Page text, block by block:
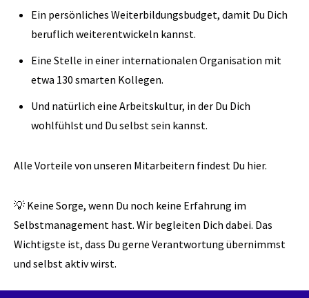
Ein persönliches Weiterbildungsbudget, damit Du Dich
beruflich weiterentwickeln kannst.
Eine Stelle in einer internationalen Organisation mit
etwa 130 smarten Kollegen.
Und natürlich eine Arbeitskultur, in der Du Dich
wohlfühlst und Du selbst sein kannst.
Alle Vorteile von unseren Mitarbeitern findest Du hier.
💡 Keine Sorge, wenn Du noch keine Erfahrung im
Selbstmanagement hast. Wir begleiten Dich dabei. Das
Wichtigste ist, dass Du gerne Verantwortung übernimmst
und selbst aktiv wirst.